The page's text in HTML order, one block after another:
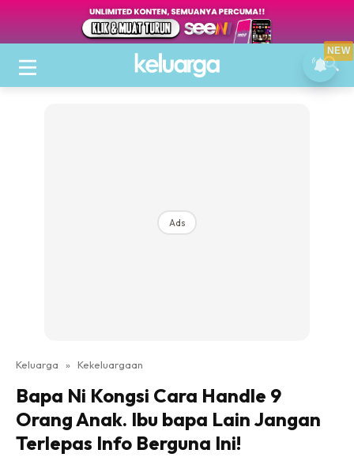
Ads
Keluarga » Kekeluargaan
Bapa Ni Kongsi Cara Handle 9
Orang Anak. Ibu bapa Lain Jangan
Terlepas Info Berguna Ini!
NEW